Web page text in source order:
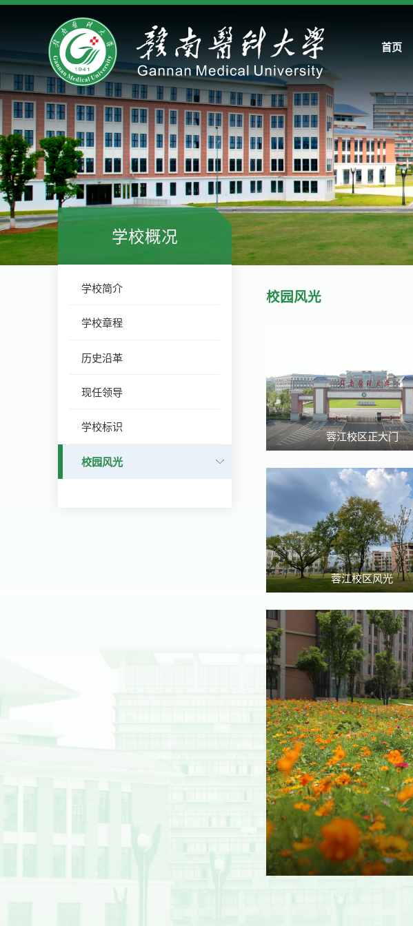
首页
学校概况
学校简介
学校章程
历史沿革
现任领导
学校标识
校园风光
校园风光
蓉江校区正大门
蓉江校区风光